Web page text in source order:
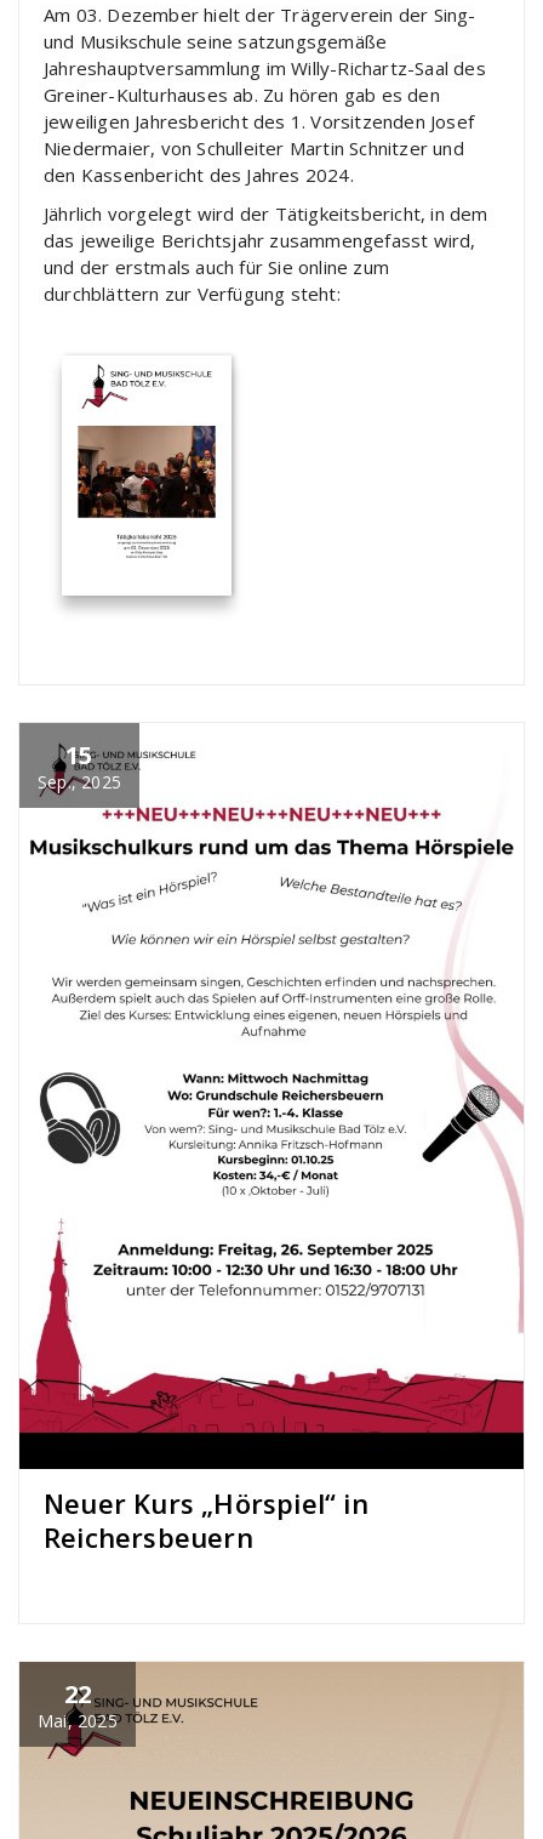
Am 03. Dezember hielt der Trägerverein der Sing-
und Musikschule seine satzungsgemäße
Jahreshauptversammlung im Willy-Richartz-Saal des
Greiner-Kulturhauses ab. Zu hören gab es den
jeweiligen Jahresbericht des 1. Vorsitzenden Josef
Niedermaier, von Schulleiter Martin Schnitzer und
den Kassenbericht des Jahres 2024.
Jährlich vorgelegt wird der Tätigkeitsbericht, in dem
das jeweilige Berichtsjahr zusammengefasst wird,
und der erstmals auch für Sie online zum
durchblättern zur Verfügung steht:
15
Sep., 2025
Neuer Kurs „Hörspiel“ in
Reichersbeuern
22
Mai, 2025